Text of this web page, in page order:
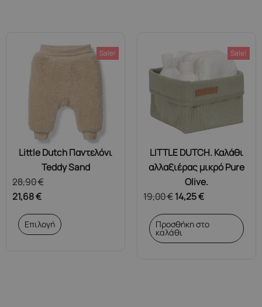
Sale!
Little Dutch Παντελόνι
Teddy Sand
28,90€
21,68€
Επιλογή
το
Sale!
LITTLE DUTCH. Καλάθι
αλλαξιέρας μικρό Pure
Olive.
19,00€14,25€
Προσθήκη στο
καλάθι